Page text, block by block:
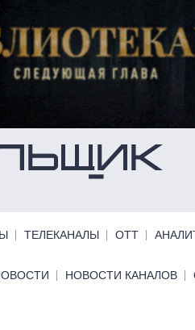
ТЕЛЕКАНАЛЫ ОТТ
НОВОСТИ КАНАЛОВ